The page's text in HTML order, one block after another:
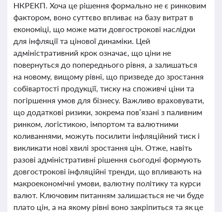
НКРЕКП. Хоча це рішення формально не є ринковим
фактором, воно суттєво впливає на базу витрат в
економіці, що може мати довгострокові наслідки
для інфляції та цінової динаміки. Цей
адміністративний крок означає, що ціни не
повернуться до попереднього рівня, а залишаться
на новому, вищому рівні, що призведе до зростання
собівартості продукції, тиску на споживчі ціни та
погіршення умов для бізнесу. Важливо враховувати,
що додаткові ризики, зокрема пов’язані з паливним
ринком, логістикою, імпортом та валютними
коливаннями, можуть посилити інфляційний тиск і
викликати нові хвилі зростання цін. Отже, навіть
разові адміністративні рішення сьогодні формують
довгострокові інфляційні тренди, що впливають на
макроекономічні умови, валютну політику та курси
валют. Ключовим питанням залишається не чи буде
плато цін, а на якому рівні воно закріпиться та як це